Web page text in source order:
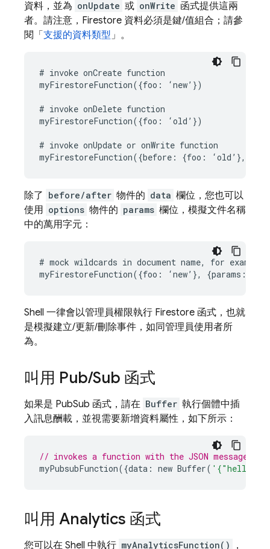
資料，並為 onUpdate 或 onWrite 函式提供這兩
者。請注意，Firestore 資料必須是鍵/值組合；請參
閱「 支援的資料類型」。
# invoke onCreate function
myFirestoreFunction({foo: ‘new’})
# invoke onDelete function
myFirestoreFunction({foo: ‘old’})
# invoke onUpdate or onWrite function
除了 before/after 物件的 data 欄位，您也可以
使用 options 物件的 params 欄位，模擬文件名稱
中的萬用字元：
# mock wildcards in document name, for
Shell 一律會以管理員權限執行 Firestore 函式，也就
是模擬建立/更新/刪除事件，如同管理員使用者所
為。
叫用 Pub/Sub 函式
如果是 PubSub 函式，請在 Buffer 執行個體中插
入訊息酬載，並視需要新增資料屬性，如下所示：
// invokes a function with the JSON
myPubsubFunction({data : new Buffer(
叫用 Analytics 函式
您可以在 Shell 中執行 myAnalyticsFunction()
，